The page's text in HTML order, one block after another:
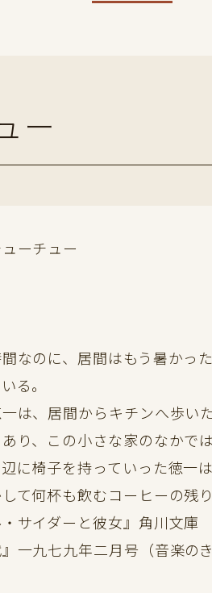
ー
ーチュー
なのに、居間はもう暑かっ
る。
は、居間からキチンへ歩いた
り、この小さな家のなかで
に椅子を持っていった徳一
て何杯も飲むコーヒーの残
サイダーと彼女』角川文
一九七九年二月号（音楽の